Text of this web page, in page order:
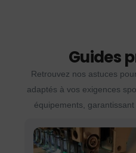
Guides
Retrouvez nos astuces
adaptés à vos exigences
équipements,